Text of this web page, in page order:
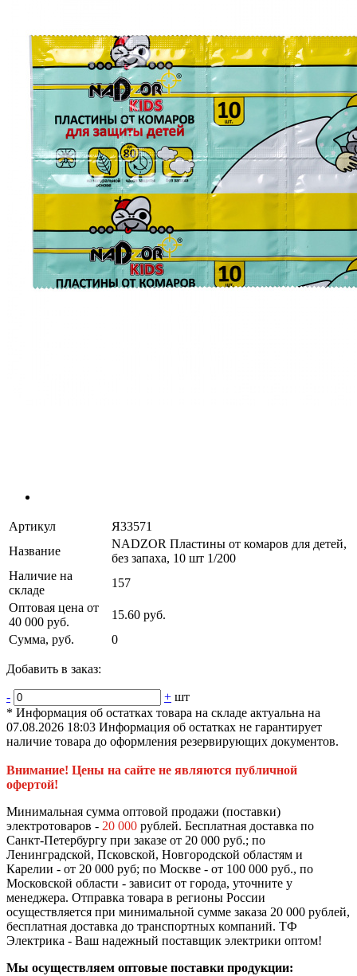
Артикул
Я33571
Название
NADZOR Пластины от комаров для детей,
без запаха, 10 шт 1/200
Наличие на
складе
157
Оптовая цена от
40 000 руб.
15.60 руб.
Сумма, руб.
0
Добавить в заказ:
- + шт
* Информация об остатках товара на складе актуальна на
07.08.2026 18:03 Информация об остатках не гарантирует
наличие товара до оформления резервирующих документов.
Внимание! Цены на сайте не являются публичной
офертой!
Минимальная сумма оптовой продажи (поставки)
электротоваров - 20 000 рублей. Бесплатная доставка по
Санкт-Петербургу при заказе от 20 000 руб.; по
Ленинградской, Псковской, Новгородской областям и
Карелии - от 20 000 руб; по Москве - от 100 000 руб., по
Московской области - зависит от города, уточните у
менеджера. Отправка товара в регионы России
осуществляется при минимальной сумме заказа 20 000 рублей,
бесплатная доставка до транспортных компаний. ТФ
Электрика - Ваш надежный поставщик электрики оптом!
Мы осуществляем оптовые поставки продукции: